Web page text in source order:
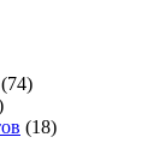
(74)
(18)